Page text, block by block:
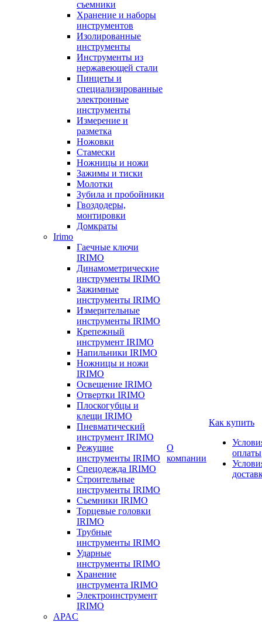
съемники
Хранение и наборы
инструментов
Изолированные
инструменты
Инструменты из
нержавеющей стали
Пинцеты и
специализированные
электронные
инструменты
Измерение и
разметка
Ножовки
Стамески
Ножницы и ножи
Зажимы и тиски
Молотки
Зубила и пробойники
Гвоздодеры,
монтировки
Домкраты
Irimo
Гаечные ключи
IRIMO
Динамометрические
инструменты IRIMO
Зажимные
инструменты IRIMO
Измерительные
инструменты IRIMO
Крепежный
инструмент IRIMO
Напильники IRIMO
Ножницы и ножи
IRIMO
Освещение IRIMO
Отвертки IRIMO
Плоскогубцы и
клещи IRIMO
Пневматический
инструмент IRIMO
Режущие
инструменты IRIMO
Спецодежда IRIMO
Строительные
инструменты IRIMO
Съемники IRIMO
Торцевые головки
IRIMO
Трубные
инструменты IRIMO
Ударные
инструменты IRIMO
Хранение
инструмента IRIMO
Электроинструмент
IRIMO
APAC
О
компании
Как купить
оплаты